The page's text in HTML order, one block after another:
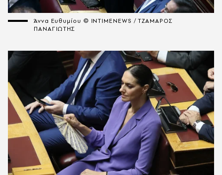
Άννα Ευθυμίου © INTIMENEWS / ΤΖΑΜΑΡΟΣ
ΠΑΝΑΓΙΩΤΗΣ